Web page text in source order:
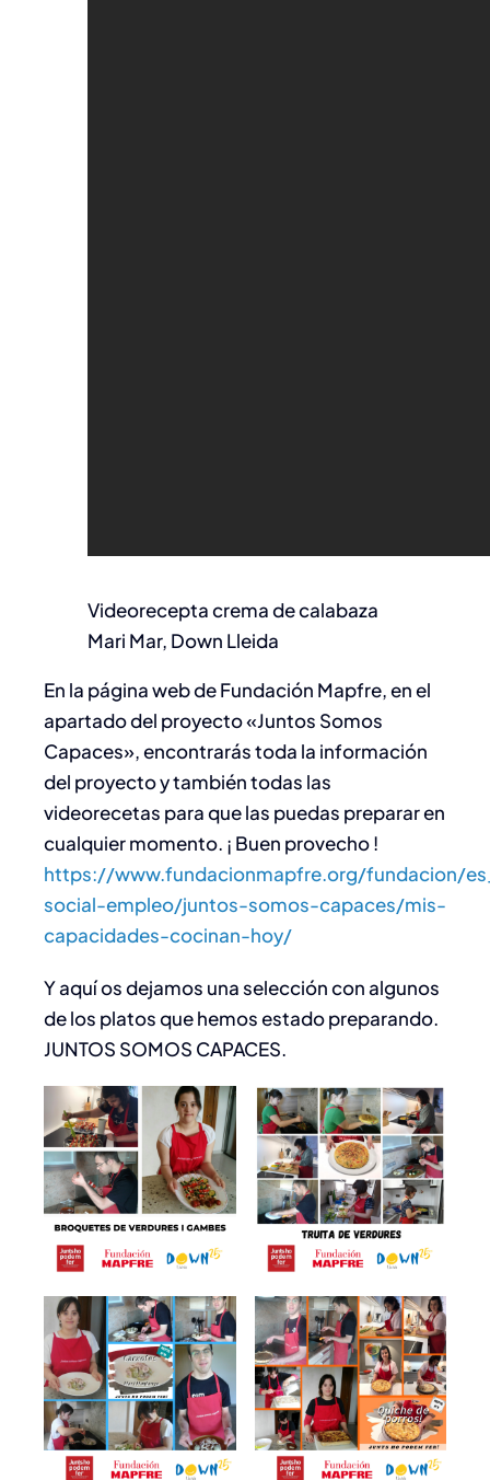
Videorecepta crema de calabaza
Mari Mar, Down Lleida
En la página web de Fundación Mapfre, en el
apartado del proyecto «Juntos Somos
Capaces», encontrarás toda la información
del proyecto y también todas las
videorecetas para que las puedas preparar en
cualquier momento. ¡ Buen provecho !
https://www.fundacionmapfre.org/fundacion/
social-empleo/juntos-somos-capaces/mis-
capacidades-cocinan-hoy/
Y aquí os dejamos una selección con algunos
de los platos que hemos estado preparando.
JUNTOS SOMOS CAPACES.